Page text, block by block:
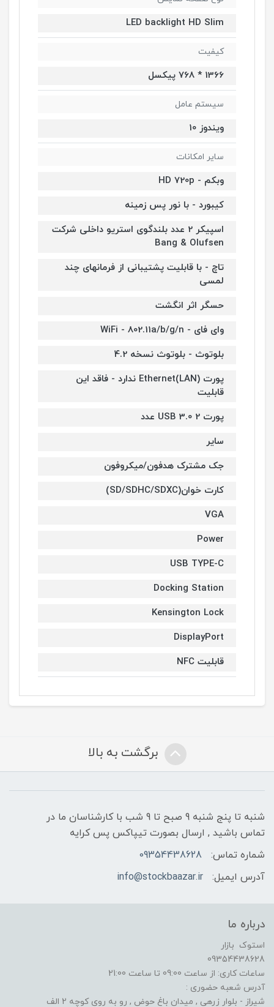
LED backlight HD Slim
کیفیت
1366 * 768 پیکسل
سیستم عامل
ویندوز 10
سایر امکانات
وبکم - HD 720p
کیبورد - با نور پس زمینه
اسپیکر 2 عدد بلندگوی استریو داخلی شرکت
Bang & Olufsen
تاچ - با قابلیت پشتیبانی از فرمانهای چند
لمسی
حسگر اثر انگشت
وای فای - WiFi - 802.11a/b/g/n
بلوتوث - بلوتوث نسخه 4.2
پورت Ethernet(LAN) ندارد - فاقد این
قابلیت
پورت USB 3.0 2 عدد
سایر
جک مشترک هدفون/میکروفون
کارت خوان(SD/SDHC/SDXC)
VGA
Power
USB TYPE-C
Docking Station
Kensington Lock
DisplayPort
قابلیت NFC
برگشت به بالا
شنبه تا پنج شنبه 9 صبح تا 9 شب با کارشناسان ما در
تماس باشید , ارسال بصورت تیپاکس پس کرایه
شماره تماس:
09354438628
آدرس ایمیل:
info@stockbaazar.ir
درباره ما
استوک بازار
09354438628
ساعات کاری: از ساعت 09:00 تا ساعت 21:00
آدرس شعبه حضوری :
شیراز - بلوار زرهی , میدان باغ حوض , رو به روی کوچه 2 الف